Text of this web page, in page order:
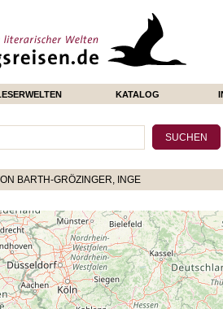
KATALOG
BARTH-GRÖZINGER, INGE